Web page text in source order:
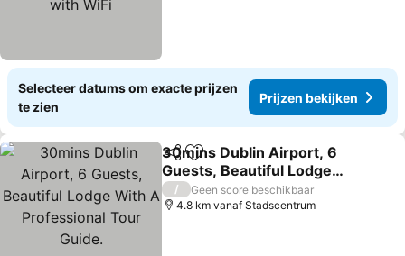
Selecteer datums om exacte prijzen
te zien
Prijzen bekijken
DelenToevoegen aan favorieten
30mins Dublin Airport, 6
Guests, Beautiful Lodge
With A Professional Tour
Guide.
Prijzen bekijken
/
Geen score beschikbaar
4.8 km vanaf Stadscentrum